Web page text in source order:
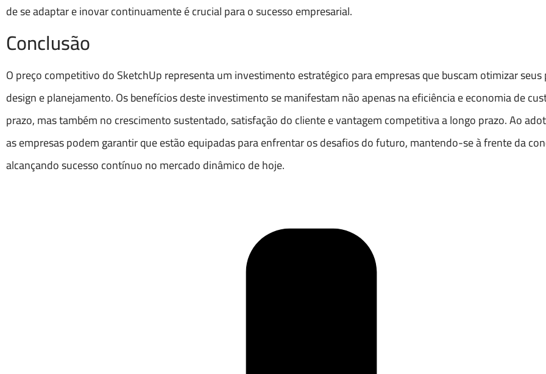
de se adaptar e inovar continuamente é crucial para o sucesso empresarial.
Conclusão
O preço competitivo do SketchUp representa um investimento estratégico para empresas que buscam otimizar seus
design e planejamento. Os benefícios deste investimento se manifestam não apenas na eficiência e economia de
prazo, mas também no crescimento sustentado, satisfação do cliente e vantagem competitiva a longo prazo. Ao
as empresas podem garantir que estão equipadas para enfrentar os desafios do futuro, mantendo-se à frente da
alcançando sucesso contínuo no mercado dinâmico de hoje.